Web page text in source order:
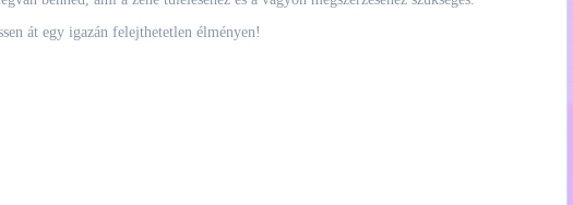
át egy igazán felejthetetlen élményen!